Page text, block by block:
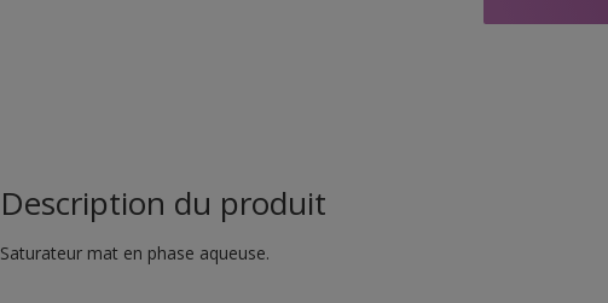
Description du produit
Saturateur mat en phase aqueuse.